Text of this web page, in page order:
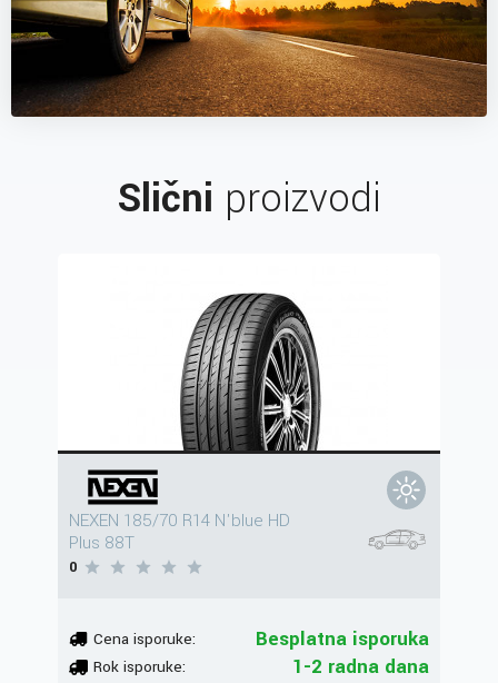
Slični proizvodi
NEXEN 185/70 R14 N'blue HD
Plus 88T
0
Cena isporuke: Besplatna isporuka
Rok isporuke: 1-2 radna dana